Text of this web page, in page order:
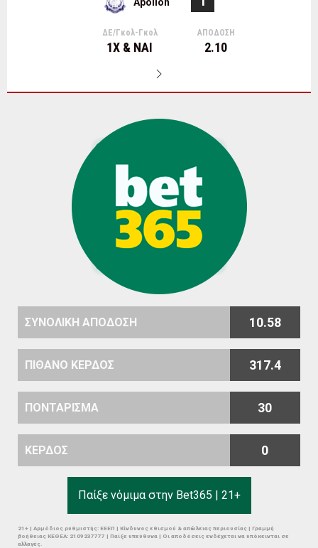
ΔΕ/Γκολ-Γκολ
1Χ & ΝΑΙ
ΑΠΟΔΟΣΗ
2.10
ΣΥΝΟΛΙΚΗ ΑΠΟΔΟΣΗ 10.58
ΠΙΘΑΝΟ ΚΕΡΔΟΣ 317.4
ΠΟΝΤΑΡΙΣΜΑ 30
ΚΕΡΔΟΣ 0
Παίξε νόμιμα στην Bet365 | 21+
21+ | Αρμόδιος ρυθμιστής: ΕΕΕΠ | Κίνδυνος εθισμού & απώλειας περιουσίας | Γραμμή
βοήθειας ΚΕΘΕΑ: 2109237777 | Παίξε υπεύθυνα | Οι αποδόσεις ενδέχεται να υπόκεινται σε
αλλαγές.